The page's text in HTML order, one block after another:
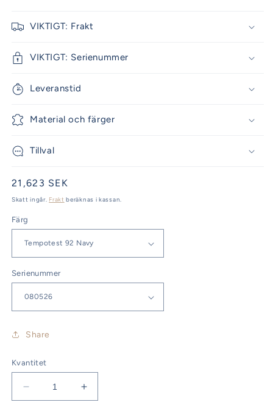
VIKTIGT: Frakt
VIKTIGT: Serienummer
Leveranstid
Material och färger
Tillval
Ordinarie
pris
21,623 SEK
Skatt ingår. Frakt beräknas i kassan.
Färg
Serienummer
Share
Kvantitet
Minska
kvantitet
Öka
kvantitet